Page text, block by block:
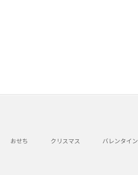
おせち クリスマス バレンタイン